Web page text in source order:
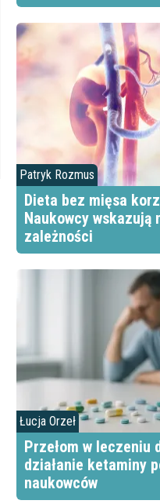
Patryk Rozmus
Dieta bez mięsa
Naukowcy wskazują
zależności
Łucja Orzeł
Przełom w leczeniu
działanie ketaminy
naukowców